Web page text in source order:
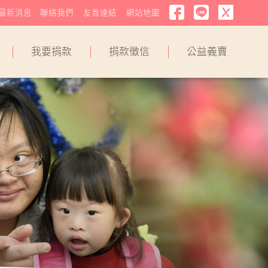
我要捐款 捐款徵信 公益義賣
新消息 聯絡我們 友善連結 網站地圖